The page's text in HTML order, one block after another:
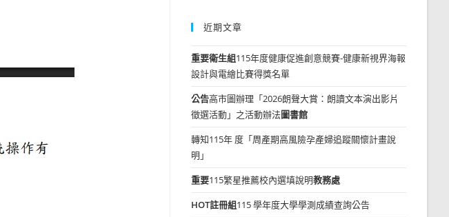
近期文章
重要衛生組115年度健康促進創意競賽-健康新視界海報
設計與電繪比賽得獎名單
公告高市圖辦理「2026朗聲大賞：朗讀文本演出影片
徵選活動」之活動辦法圖書館
轉知115年 度「周產期高風險孕產婦追蹤關懷計畫說
明」
重要115繁星推薦校內選填說明教務處
HOT註冊組115 學年度大學學測成績查詢公告